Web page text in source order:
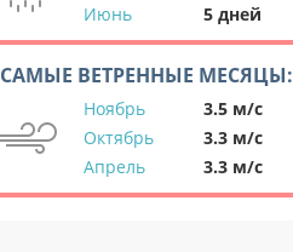
Июнь
5 дней
САМЫЕ ВЕТРЕННЫЕ МЕСЯЦЫ:
Ноябрь
3.5 м/с
Октябрь
3.3 м/с
Апрель
3.3 м/с